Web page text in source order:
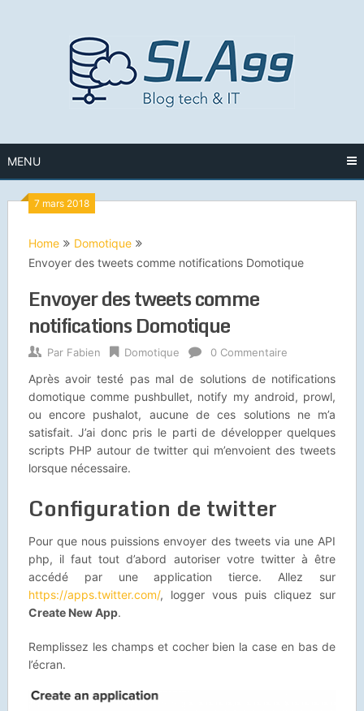
MENU
7 mars 2018
Home
Domotique
Envoyer des tweets comme notifications Domotique
Envoyer des tweets comme
notifications Domotique
Par Fabien Domotique 0 Commentaire
Après avoir testé pas mal de solutions de notifications
domotique comme pushbullet, notify my android, prowl,
ou encore pushalot, aucune de ces solutions ne m’a
satisfait. J’ai donc pris le parti de développer quelques
scripts PHP autour de twitter qui m’envoient des tweets
lorsque nécessaire.
Configuration de twitter
Pour que nous puissions envoyer des tweets via une API
php, il faut tout d’abord autoriser votre twitter à être
accédé par une application tierce. Allez sur
https://apps.twitter.com/, logger vous puis cliquez sur
Create New App.
Remplissez les champs et cocher bien la case en bas de
l’écran.